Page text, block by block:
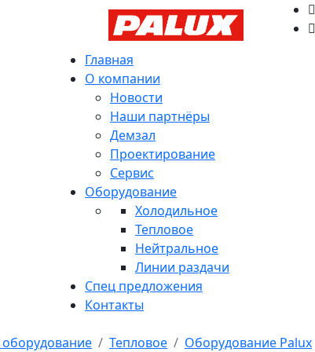
Главная
О компании
Новости
Наши партнёры
Демзал
Проектирование
Сервис
Оборудование
Холодильное
Тепловое
Нейтральное
Линии раздачи
Спец предложения
Контакты
Тепловое Оборудование Palux